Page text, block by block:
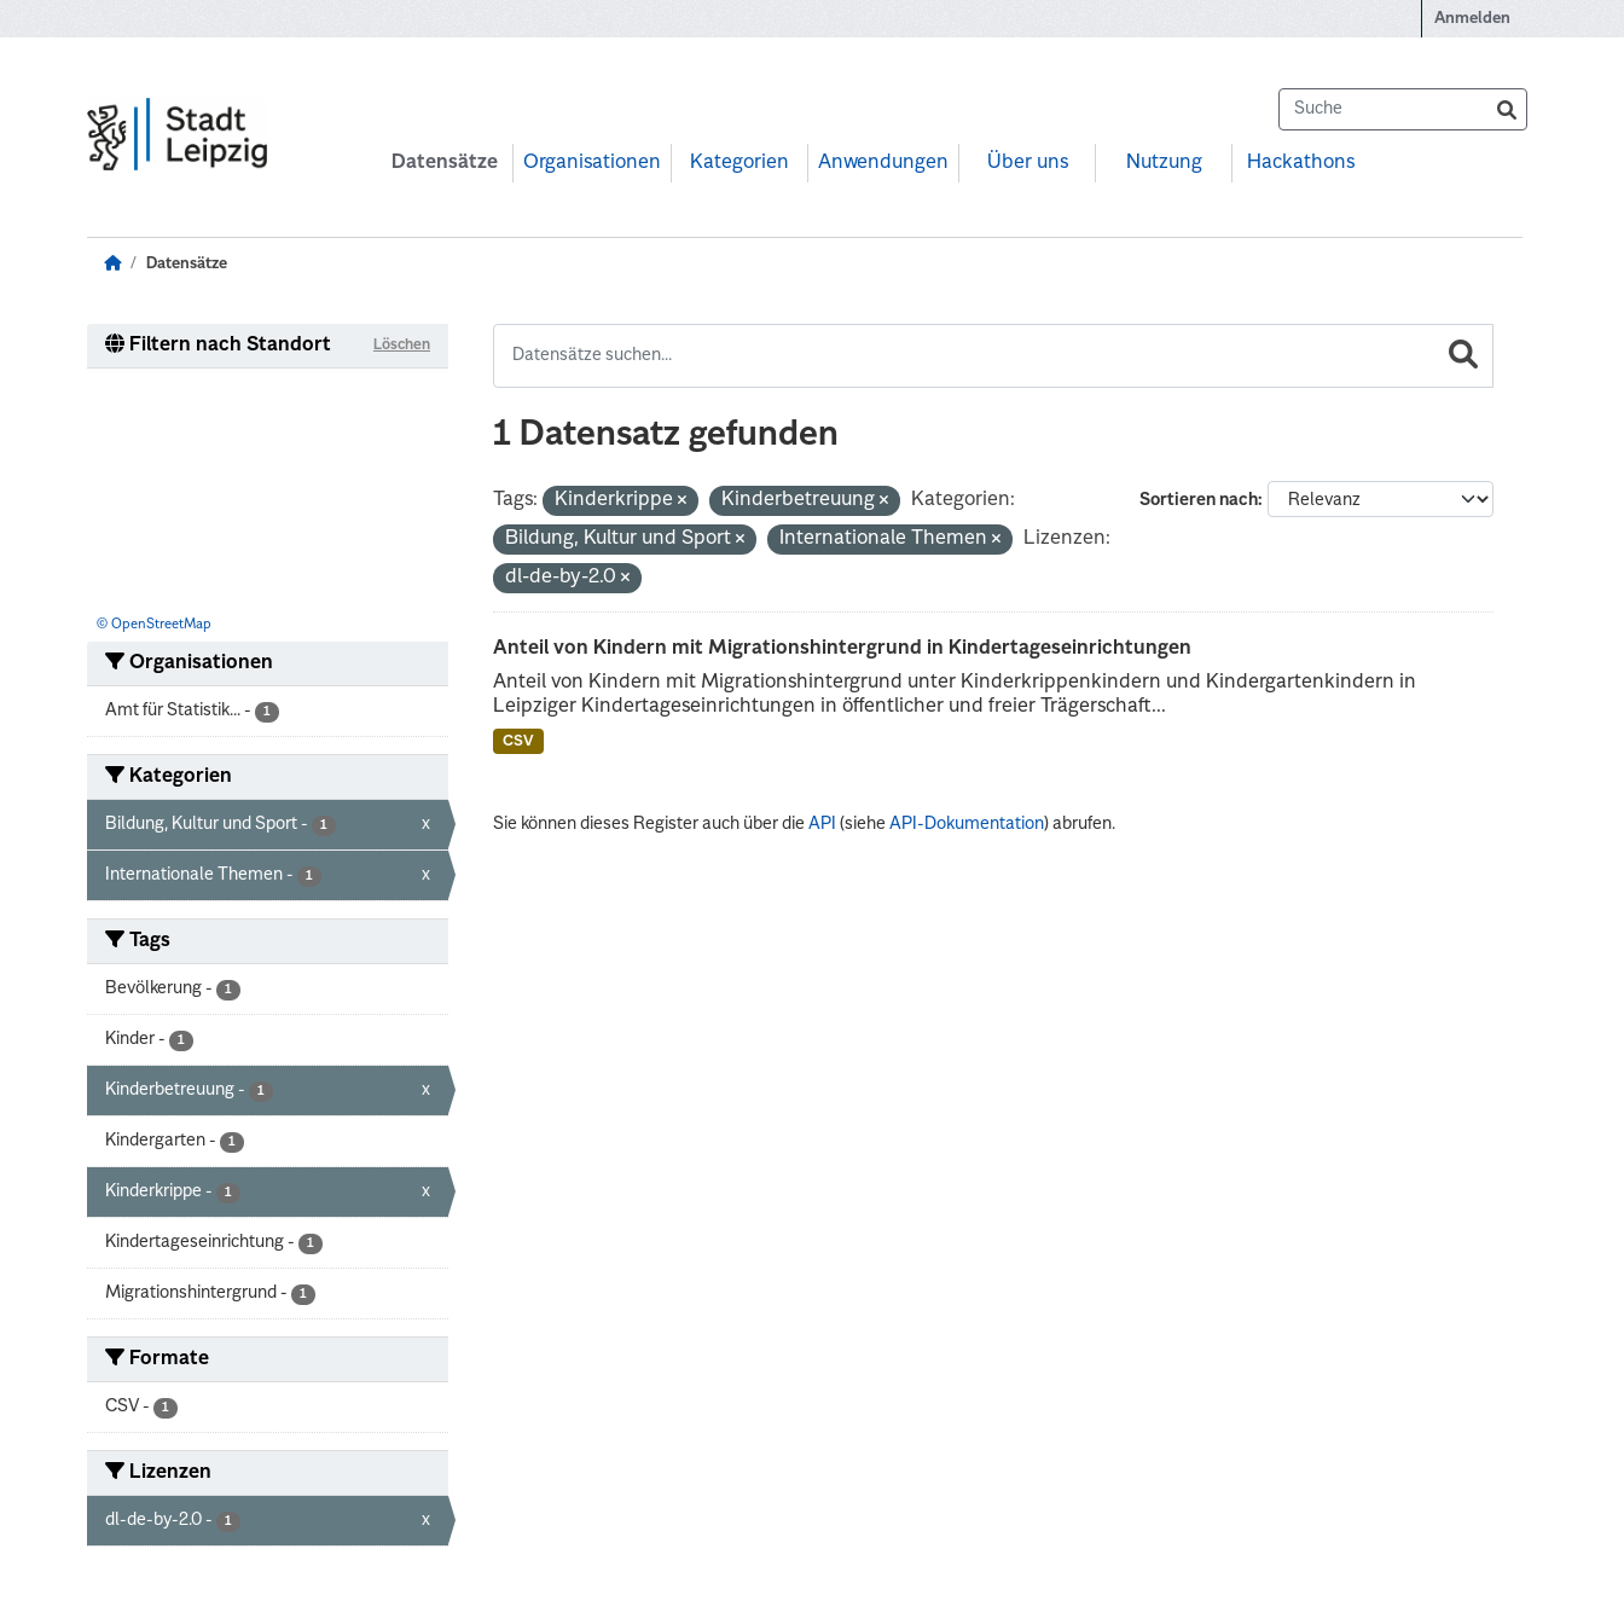
Anmelden
Datensätze Organisationen Kategorien Anwendungen Über uns Nutzung Hackathons
Datensätze
Filtern nach Standort Löschen
© OpenStreetMap
Organisationen
Amt für Statistik... - 1
Kategorien
Bildung, Kultur und Sport - 1 x
Internationale Themen - 1 x
Tags
Bevölkerung - 1
Kinder - 1
Kinderbetreuung - 1 x
Kindergarten - 1
Kinderkrippe - 1 x
Kindertageseinrichtung - 1
Migrationshintergrund - 1
Formate
CSV - 1
Lizenzen
dl-de-by-2.0 - 1 x
1 Datensatz gefunden
Sortieren nach
Tags: Kinderkrippe Kinderbetreuung
Kategorien:
Bildung, Kultur und Sport
Internationale Themen
Lizenzen:
dl-de-by-2.0
Anteil von Kindern mit Migrationshintergrund in Kindertageseinrichtungen
Anteil von Kindern mit Migrationshintergrund unter Kinderkrippenkindern und Kindergartenkindern in
Leipziger Kindertageseinrichtungen in öffentlicher und freier Trägerschaft...
CSV
Sie können dieses Register auch über dieAPI (sieheAPI-Dokumentation) abrufen.